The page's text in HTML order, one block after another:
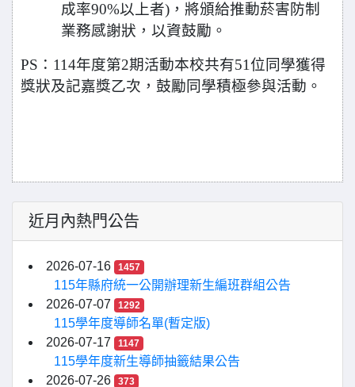
成率90%以上者)，將頒給推動菸害防制
業務感謝狀，以資鼓勵。
PS ：114年度第2期活動本校共有51位同學獲得
獎狀及記嘉獎乙次，鼓勵同學積極參與活動。
近月內熱門公告
2026-07-16 1457
115年縣府統一公開辦理新生編班群組公告
2026-07-07
1292
115學年度導師名單(暫定版)
2026-07-17
1147
115學年度新生導師抽籤結果公告
2026-07-26
373